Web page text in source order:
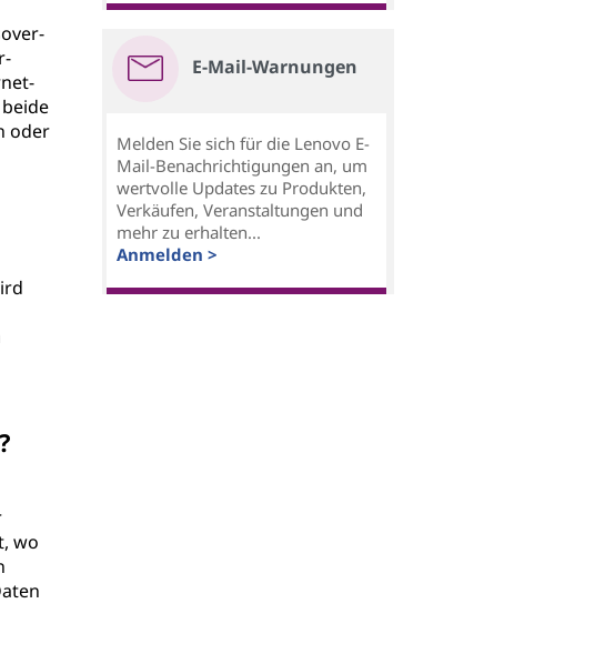
oder
wo
E-Mail-Warnungen
Melden Sie sich für die Lenovo E-
Mail-Benachrichtigungen an, um
wertvolle Updates zu Produkten,
Verkäufen, Veranstaltungen und
mehr zu erhalten...
Anmelden >